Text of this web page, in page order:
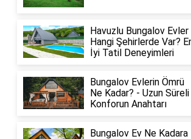
Havuzlu Bungalov Evler
Hangi Şehirlerde Var?
İyi Tatil Deneyimleri
Bungalov Evlerin Ömrü
Ne Kadar? - Uzun Süreli
Konforun Anahtarı
Bungalov Ev Ne Kadara